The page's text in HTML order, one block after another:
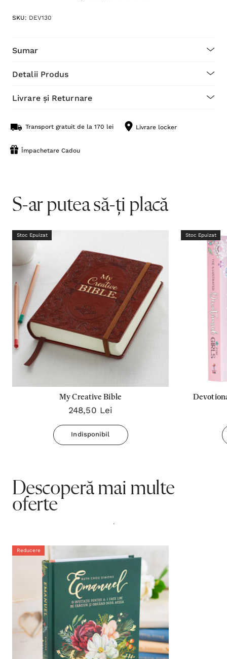
SKU: DEV130
Sumar
Detalii Produs
Livrare și Returnare
Transport gratuit de la 170 lei Livrare locker
Împachetare Cadou
S-ar putea să-ți placă
Stoc Epuizat
My Creative Bible
248,50 Lei
Indisponibil
Stoc Epuizat
Descoperă mai multe
oferte
.
Reducere